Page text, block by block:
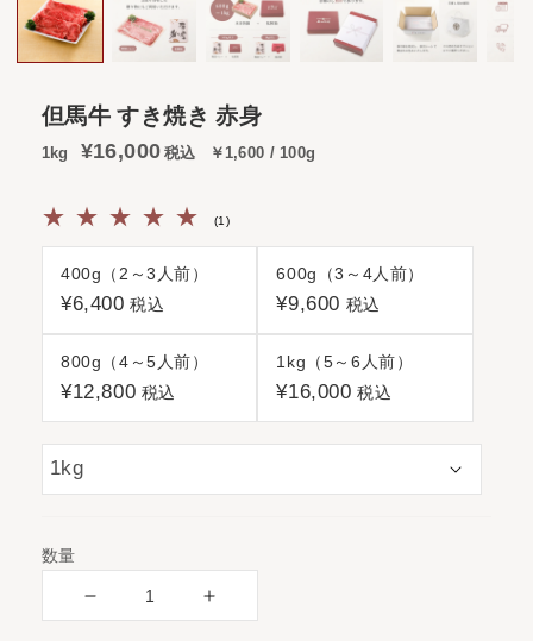
但馬牛 すき焼き 赤身
1kg ¥16,000税込￥1,600 / 100g
(1)1
400g（2～3人前）
¥6,400 税込
600g（3～4人前）
¥9,600 税込
800g（4～5人前）
¥12,800 税込
1kg（5～6人前）
¥16,000 税込
数量